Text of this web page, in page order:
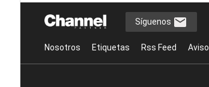
Síguenos
Nosotros Etiquetas Rss Feed